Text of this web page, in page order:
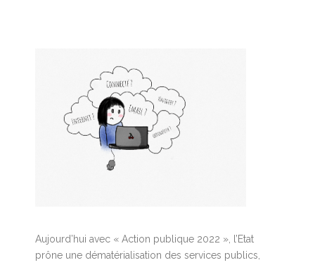
Aujourd’hui avec « Action publique 2022 », l’Etat
prône une dématérialisation des services publics,